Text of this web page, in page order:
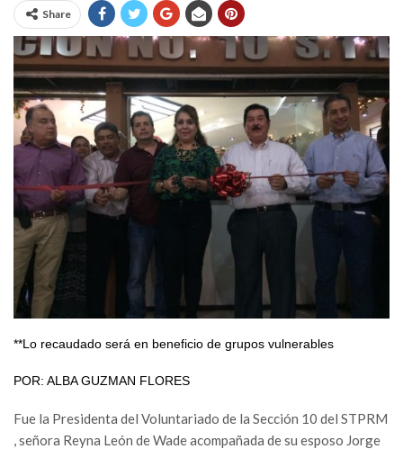
Share
**Lo recaudado será en beneficio de grupos vulnerables
POR: ALBA GUZMAN FLORES
Fue la Presidenta del Voluntariado de la Sección 10 del STPRM
, señora Reyna León de Wade acompañada de su esposo Jorge